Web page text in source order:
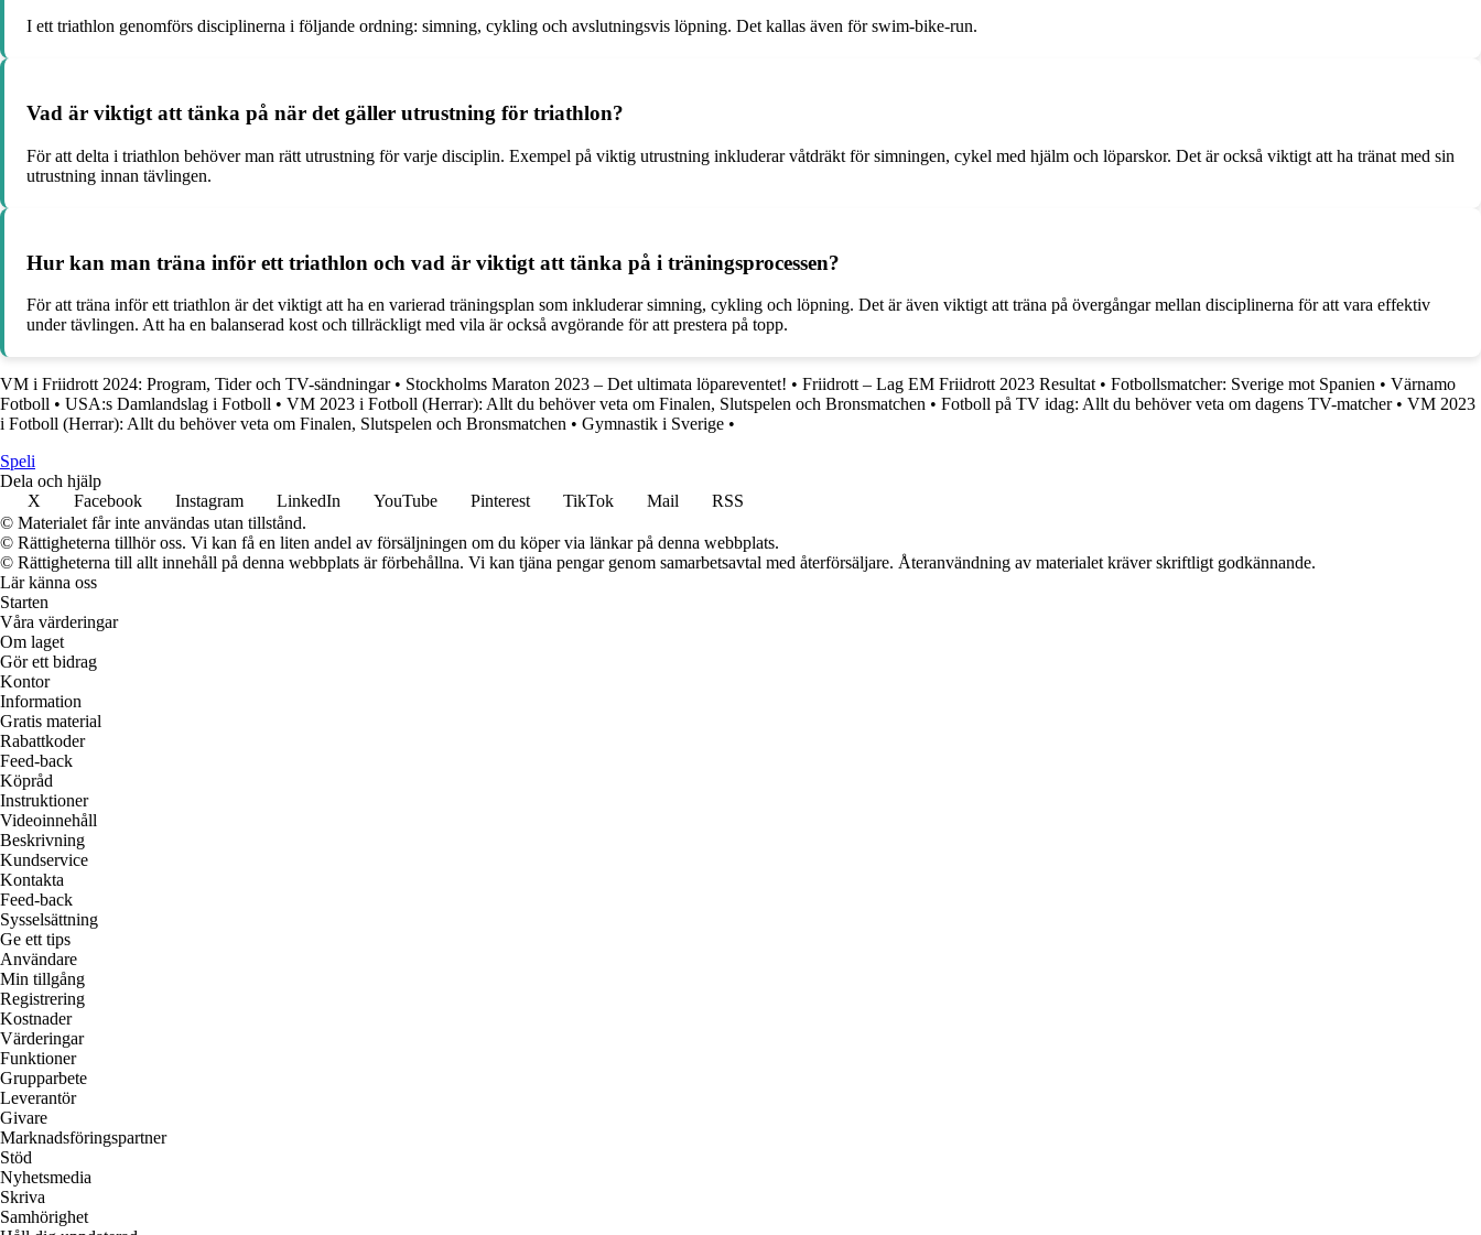
I ett triathlon genomförs disciplinerna i följande ordning: simning, cykling och avslutningsvis löpning. Det kallas även för swim-bike-run.
Vad är viktigt att tänka på när det gäller utrustning för triathlon?
För att delta i triathlon behöver man rätt utrustning för varje disciplin. Exempel på viktig utrustning inkluderar våtdräkt för simningen, cykel med hjälm och löparskor. Det är också viktigt att ha tränat med sin
utrustning innan tävlingen.
Hur kan man träna inför ett triathlon och vad är viktigt att tänka på i träningsprocessen?
För att träna inför ett triathlon är det viktigt att ha en varierad träningsplan som inkluderar simning, cykling och löpning. Det är även viktigt att träna på övergångar mellan disciplinerna för att vara effektiv
under tävlingen. Att ha en balanserad kost och tillräckligt med vila är också avgörande för att prestera på topp.
VM i Friidrott 2024: Program, Tider och TV-sändningar• Stockholms Maraton 2023 – Det ultimata löpareventet! • Friidrott – Lag EM Friidrott 2023 Resultat • Fotbollsmatcher: Sverige mot Spanien • Värnamo
Fotboll • USA:s Damlandslag i Fotboll • VM 2023 i Fotboll (Herrar): Allt du behöver veta om Finalen, Slutspelen och Bronsmatchen • Fotboll på TV idag: Allt du behöver veta om dagens TV-matcher• VM 2023
i Fotboll (Herrar): Allt du behöver veta om Finalen, Slutspelen och Bronsmatchen • Gymnastik i Sverige •
Speli
Dela och hjälp
X
Facebook Instagram LinkedIn YouTube Pinterest TikTok Mail
RSS
© Materialet får inte användas utan tillstånd.
© Rättigheterna tillhör oss. Vi kan få en liten andel av försäljningen om du köper via länkar på denna webbplats.
© Rättigheterna till allt innehåll på denna webbplats är förbehållna. Vi kan tjäna pengar genom samarbetsavtal med återförsäljare. Återanvändning av materialet kräver skriftligt godkännande.
Lär känna oss
Starten
Våra värderingar
Om laget
Gör ett bidrag
Kontor
Information
Gratis material
Rabattkoder
Feed-back
Köpråd
Instruktioner
Videoinnehåll
Beskrivning
Kundservice
Kontakta
Feed-back
Sysselsättning
Ge ett tips
Användare
Min tillgång
Registrering
Kostnader
Värderingar
Funktioner
Grupparbete
Leverantör
Givare
Marknadsföringspartner
Stöd
Nyhetsmedia
Skriva
Samhörighet